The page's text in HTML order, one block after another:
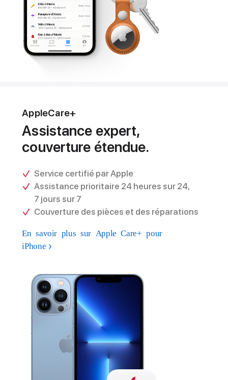
AppleCare+
Assistance expert,
couverture étendue.
Service certifié par Apple
Assistance prioritaire 24 heures sur 24,
7 jours sur 7
Couverture des pièces et des réparations
En savoir plus sur Apple Care+ pour
iPhone